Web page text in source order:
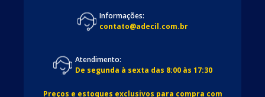
Informações:
contato@adecil.com.br
Atendimento:
De segunda à sexta das 8:00 às 17:30
Preços e estoques exclusivos para compra com